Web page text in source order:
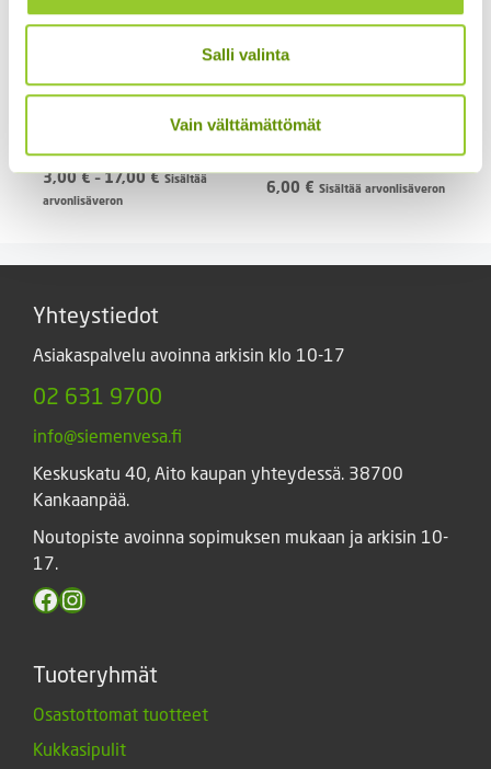
Salli valinta
Vain välttämättömät
3,00€ – 17,00€Hintaluokka:
Sisältää
arvonlisäveron
Lyhtykoiso 1 g
6,00 € Sisältää arvonlisäveron
Yhteystiedot
Asiakaspalvelu avoinna arkisin klo 10-17
02 631 9700
info@siemenvesa.fi
Keskuskatu 40, Aito kaupan yhteydessä. 38700
Kankaanpää.
Noutopiste avoinna sopimuksen mukaan ja arkisin 10-
17.
Facebook
Instagram
Tuoteryhmät
Osastottomat tuotteet
Kukkasipulit